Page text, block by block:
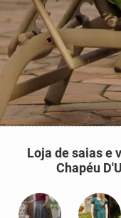
Loja de saias e
Chapéu